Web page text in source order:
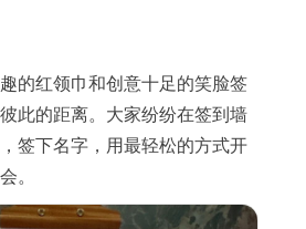
的红领巾和创意十足的笑脸签
此的距离。大家纷纷在签到墙
签下名字，用最轻松的方式开
。